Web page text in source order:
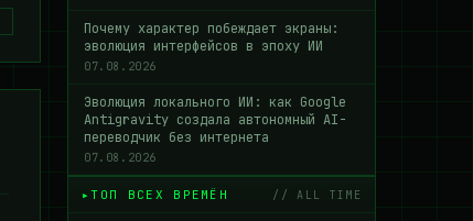
Почему характер побеждает экраны:
эволюция интерфейсов в эпоху ИИ
07.08.2026
Эволюция локального ИИ: как Google
Antigravity создала автономный AI-
переводчик без интернета
07.08.2026
ТОП ВСЕХ ВРЕМЁН // ALL TIME